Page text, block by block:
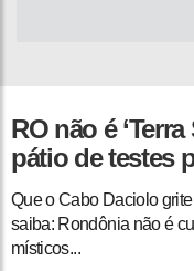
RO não é
pátio de testes
Que o Cabo Daciolo
saiba: Rondônia não é
místicos...